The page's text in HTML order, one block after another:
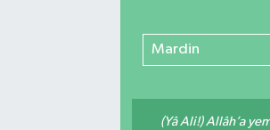
Mardin
(Yâ Ali!) Allâh’a